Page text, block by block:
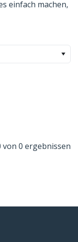
einfach machen,
von 0 ergebnissen